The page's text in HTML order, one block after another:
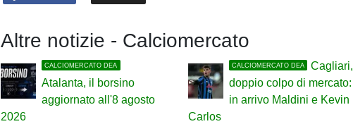
Altre notizie - Calciomercato
CALCIOMERCATO DEA
Atalanta, il borsino
aggiornato all'8 agosto
2026
CALCIOMERCATO DEA
Cagliari,
doppio colpo di mercato:
in arrivo Maldini e Kevin
Carlos